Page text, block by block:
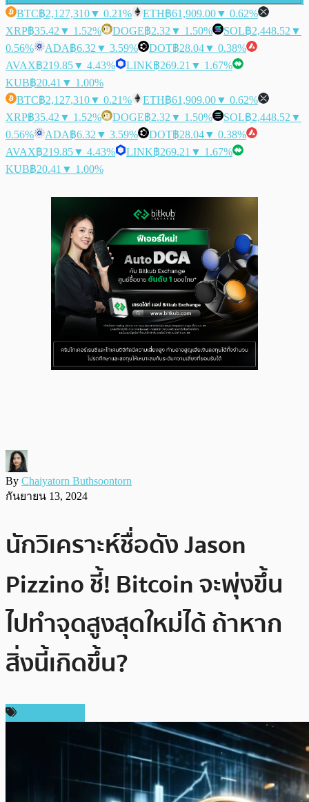
BTC฿2,127,310▼ 0.21% ETH฿61,909.00▼ 0.62%
XRP฿35.42 ▼ 1.52% DOGE฿2.32 ▼ 1.50% SOL฿2,448.52 ▼
0.56%
ADA฿6.32 ▼ 3.59% DOT฿28.04▼ 0.38%
AVAX฿219.85▼ 4.43% LINK฿269.21 ▼ 1.67%
KUB฿20.41 ▼ 1.00%
BTC฿2,127,310▼ 0.21% ETH฿61,909.00▼ 0.62%
XRP฿35.42 ▼ 1.52% DOGE฿2.32 ▼ 1.50% SOL฿2,448.52 ▼
0.56%
ADA฿6.32 ▼ 3.59% DOT฿28.04▼ 0.38%
AVAX฿219.85▼ 4.43% LINK฿269.21 ▼ 1.67%
KUB฿20.41 ▼ 1.00%
By Chaiyatorn Buthsoontorn
กันยายน 13, 2024
นักวิเคราะห์ชื่อดัง Jason
Pizzino ชี้! Bitcoin จะพุ่งขึ้น
ไปทำจุดสูงสุดใหม่ได้ ถ้าหาก
สิ่งนี้เกิดขึ้น?